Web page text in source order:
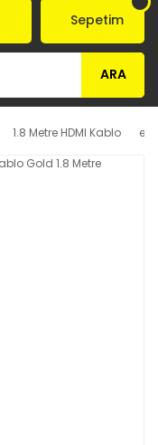
ARA
Sepetim
1.8 Metre HDMI Kablo